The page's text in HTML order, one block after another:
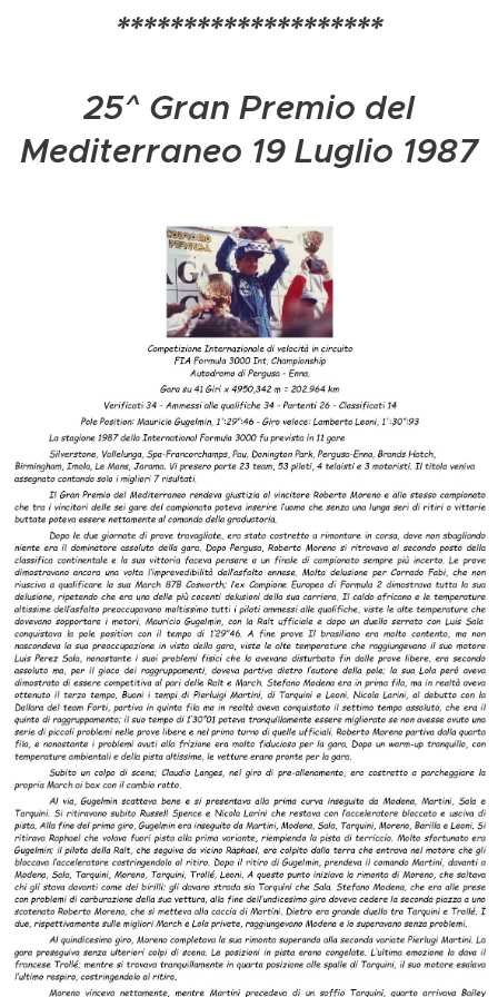
********************
25^ Gran Premio del
Mediterraneo 19 Luglio 1987